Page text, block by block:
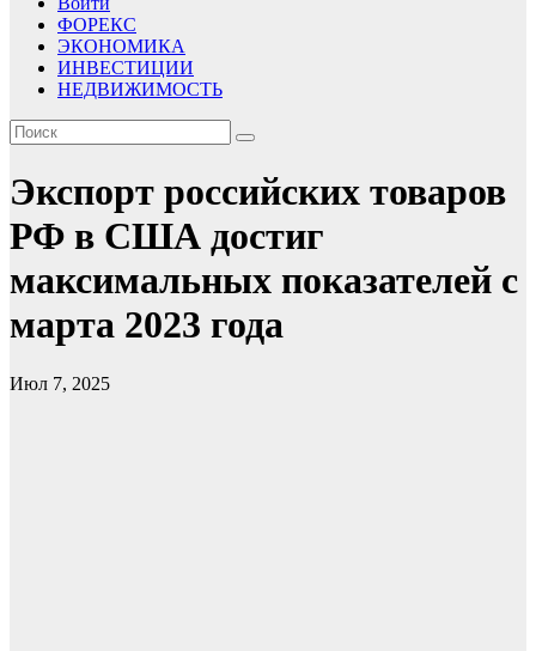
ФОРЕКС
ЭКОНОМИКА
ИНВЕСТИЦИИ
НЕДВИЖИМОСТЬ
Экспорт российских товаров
РФ в США достиг
максимальных показателей с
марта 2023 года
Июл 7, 2025